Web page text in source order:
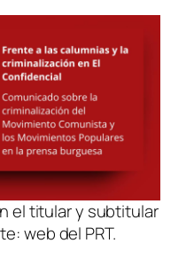
el titular y subtitular
web del PRT.